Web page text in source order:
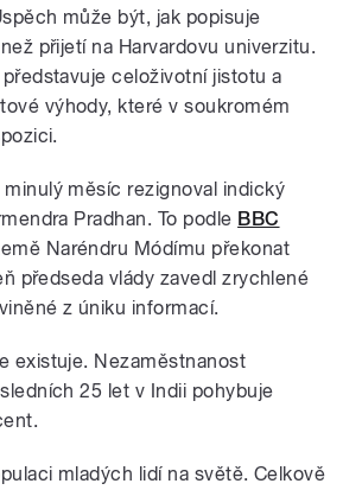
může být, jak popisuje
přijetí na Harvardovu univerzitu.
celoživotní jistotu a
výhody, které v soukromém
měsíc rezignoval indický
Pradhan. To podle BBC
Naréndru Módímu překonat
předseda vlády zavedl zrychlené
z úniku informací.
existuje. Nezaměstnanost
25 let v Indii pohybuje
mladých lidí na světě. Celkově